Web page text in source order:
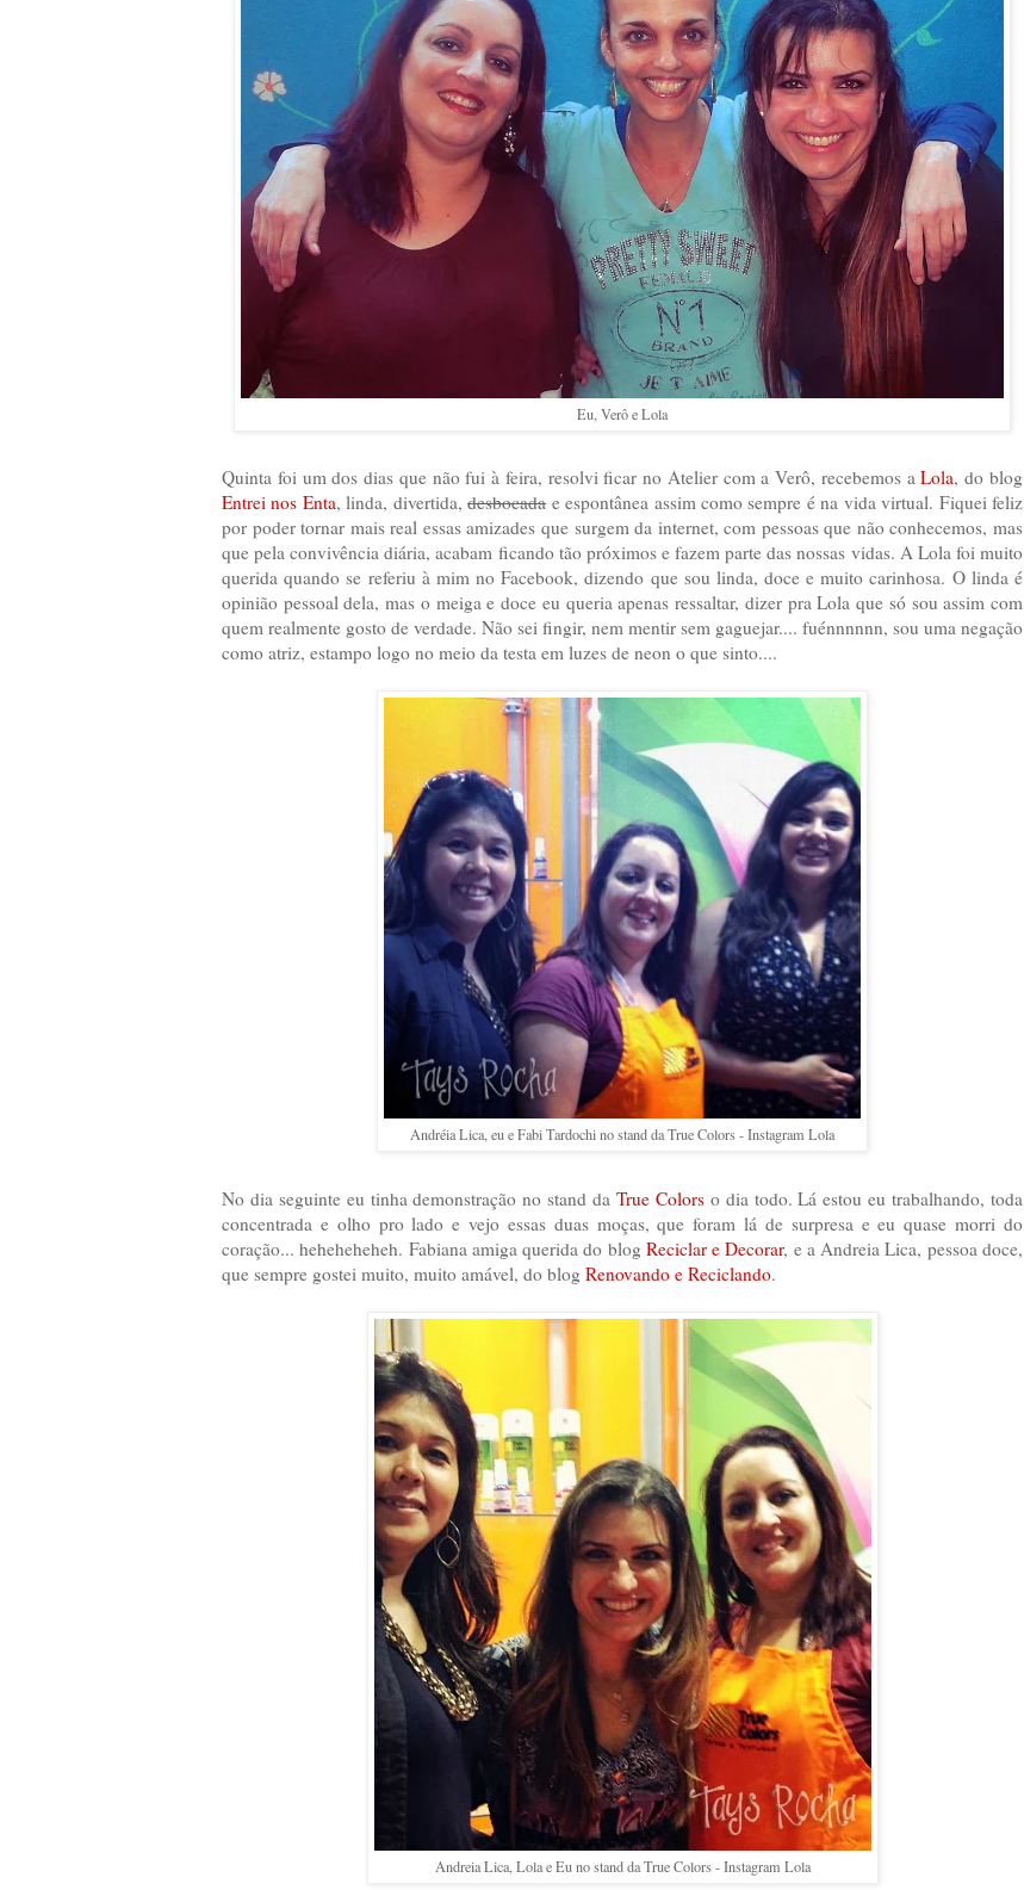
Eu, Verô e Lola
Quinta foi um dos dias que não fui à feira, resolvi ficar no Atelier com a Verô, recebemos aLola, do blog
Entrei nos Enta, linda, divertida,desbocadae espontânea assim como sempre é na vida virtual. Fiquei feliz
por poder tornar mais real essas amizades que surgem da internet, com pessoas que não conhecemos, mas
que pela convivência diária, acabam ficando tão próximos e fazem parte das nossas vidas. A Lola foi muito
querida quando se referiu à mim no Facebook, dizendo que sou linda, doce e muito carinhosa. O linda é
opinião pessoal dela, mas o meiga e doce eu queria apenas ressaltar, dizer pra Lola que só sou assim com
quem realmente gosto de verdade. Não sei fingir, nem mentir sem gaguejar.... fuénnnnnn, sou uma negação
como atriz, estampo logo no meio da testa em luzes de neon o que sinto....
Andréia Lica, eu e Fabi Tardochi no stand da True Colors - Instagram Lola
No dia seguinte eu tinha demonstração no stand da True Colorso dia todo. Lá estou eu trabalhando, toda
concentrada e olho pro lado e vejo essas duas moças, que foram lá de surpresa e eu quase morri do
coração... heheheheheh. Fabiana amiga querida do blog Reciclar e Decorar, e a Andreia Lica, pessoa doce,
que sempre gostei muito, muito amável, do blog Renovando e Reciclando.
Andreia Lica, Lola e Eu no stand da True Colors - Instagram Lola